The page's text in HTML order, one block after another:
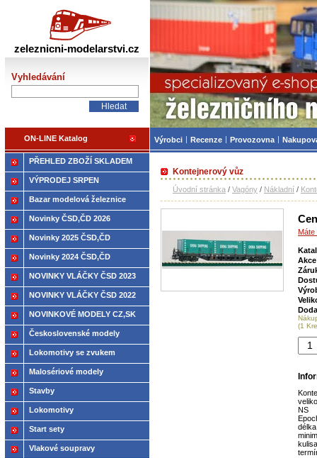
Kontejnerový vůz
Úvodní stránka / Vagóny / Nákladní /
(1
NS
PŘEHLED ZBOŽÍ SKLADEM
VÝPRODEJ SRPEN
Bazar modelová železnice
Novinky ČSD,ČD 2026
Novinky 2025 ČSD,ČD
Novinky 2024 ČSD,ČD
NOVINKY VLÁČKY ČSD 2023
NOVINKY VLÁČKY ČSD 2022
NOVINKOVÉ MODELY CZ,SK
2021
Československé modely
ČSD,ČD
Lokomotivy se zvukem
Malosériové modely
Stavby
Lokomotivy
Start sety
Vlakové soupravy
zeleznicni-modelarstvi.cz
Vyhledávání
ON-LINE Katalog
Železniční
Výrobci Recenze Provozovna